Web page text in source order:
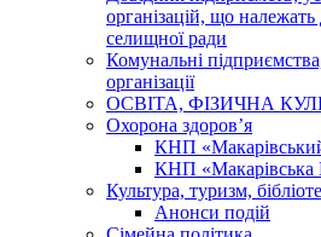
організацій, що
селищної ради
Комунальні
організації
ОСВІТА, ФІЗИЧНА
Охорона здоров’я
КНП
КНП «Макарівська
Культура, туризм,
Анонси подій